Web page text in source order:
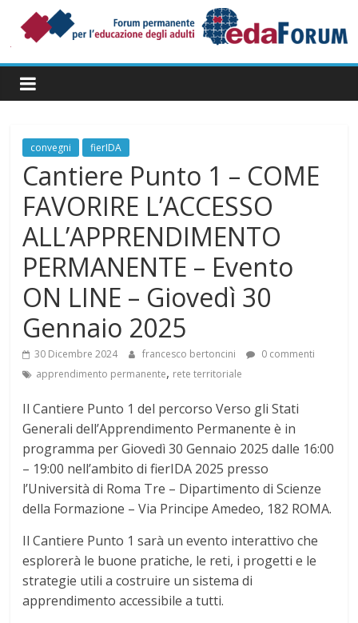
contenuto
Permanente
per
Adulticonvegni fierIDA
Cantiere Punto 1 – COME
FAVORIRE L’ACCESSO
ALL’APPRENDIMENTO
PERMANENTE – Evento
ON LINE – Giovedì 30
Gennaio 2025
30 Dicembre 2024 francesco bertoncini
0 commenti
apprendimento permanente, rete territoriale
Il Cantiere Punto 1 del percorso Verso gli Stati
Generali dell’Apprendimento Permanente è in
programma per Giovedì 30 Gennaio 2025 dalle 16:00
– 19:00 nell’ambito di fierIDA 2025 presso
l’Università di Roma Tre – Dipartimento di Scienze
della Formazione – Via Principe Amedeo, 182 ROMA.
Il Cantiere Punto 1 sarà un evento interattivo che
esplorerà le buone pratiche, le reti, i progetti e le
strategie utili a costruire un sistema di
apprendimento accessibile a tutti.